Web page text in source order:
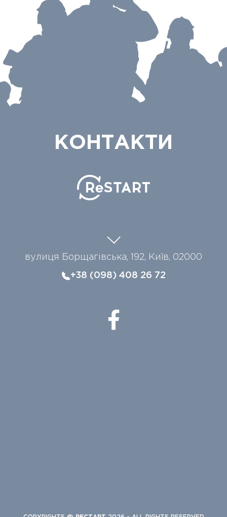
КОНТАКТИ
вулиця Борщагівська, 192, Київ, 02000
+38 (098) 408 26 72